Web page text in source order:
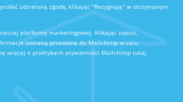
udzieloną zgodę, klikając "Rezygnuję" w otrzymanym
platformy marketingowej. Klikając zapisz,
zostaną przesłane do Mailchimp w celu
więcej o praktykach prywatności Mailchimp tutaj.